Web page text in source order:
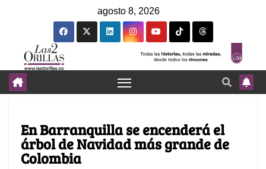
agosto 8, 2026
En Barranquilla se encenderá el
árbol de Navidad más grande de
Colombia